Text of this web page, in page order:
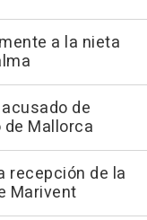
a la nieta
de
Mallorca
recepción de la
Marivent